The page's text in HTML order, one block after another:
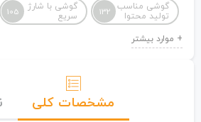
گوشی مناسب
تولید محتوا
132
گوشی با شارژ
سریع
105
مشخصات کلی